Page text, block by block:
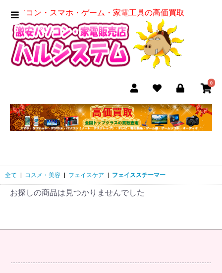
パソコン・スマホ・ゲーム・家電工具の高価買取
0
全て | コスメ・美容 | フェイスケア | フェイススチーマー
お探しの商品は見つかりませんでした